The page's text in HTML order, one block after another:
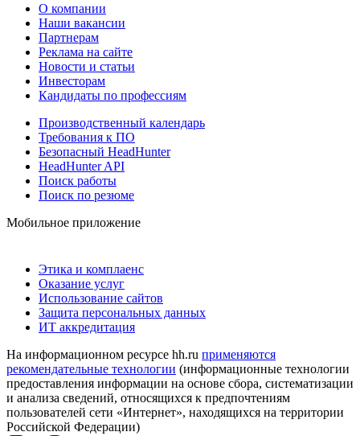
О компании
Наши вакансии
Партнерам
Реклама на сайте
Новости и статьи
Инвесторам
Кандидаты по профессиям
Производственный календарь
Требования к ПО
Безопасный HeadHunter
HeadHunter API
Поиск работы
Поиск по резюме
Мобильное приложение
Этика и комплаенс
Оказание услуг
Использование сайтов
Защита персональных данных
ИТ аккредитация
На информационном ресурсе hh.ru применяются
рекомендательные технологии (информационные технологии
предоставления информации на основе сбора, систематизации
и анализа сведений, относящихся к предпочтениям
пользователей сети «Интернет», находящихся на территории
Российской Федерации)